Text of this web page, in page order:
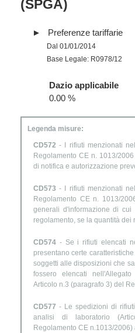
(SPGA)
Preferenze tariffarie
Dal 01/01/2014
Base Legale: R0978/12
Dazio applicabile
0.00 %
Legenda misure:
CD572 - I rifiuti menzionati
Regolamento CE n. 1013/
di notifica e autorizzazione
CD573 - I rifiuti menzionati
Regolamento CE n. 1013/
generali d'informazione di
regolamento, se la quantità dei
CD574 - Se i rifiuti elencati
presentano certe
soggetti alle disposizioni che
fossero elencati
Articolo n.3 (paragrafo 3) del
CD577 - Le spedizioni di
analisi di laboratorio
Regolamento CE n.1013/